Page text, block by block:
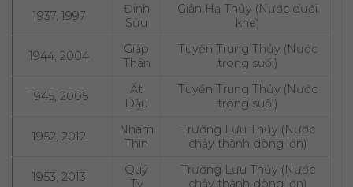
1937, 1997
Đinh
Sửu
Giản Hạ Thủy (Nước dưới
khe)
1944, 2004
Giáp
Thân
Tuyền Trung Thủy (Nước
trong suối)
1945, 2005
Ất
Dậu
Tuyền Trung Thủy (Nước
trong suối)
1952, 2012
Nhâm
Thìn
Trường Lưu Thủy (Nước
chảy thành dòng lớn)
1953, 2013
Quý
Tỵ
Trường Lưu Thủy (Nước
chảy thành dòng lớn)